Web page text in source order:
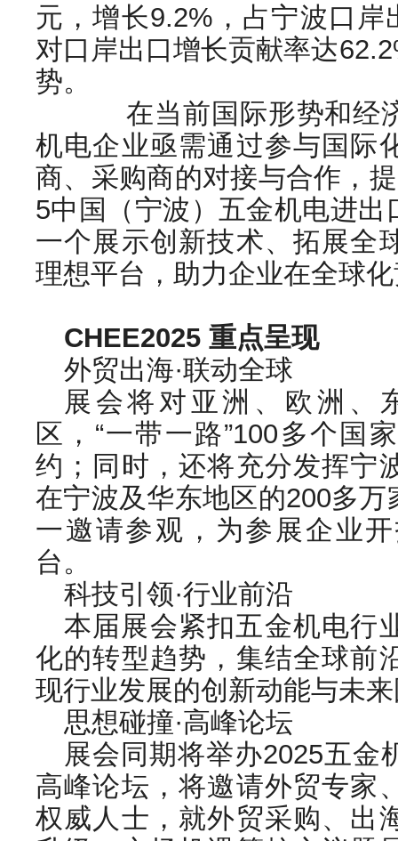
元，增长9.2%，占宁波口
对口岸出口增长贡献率达
势。
在当前国际形势和经
机电企业亟需通过参与国际
商、采购商的对接与合作，
5中国（宁波）五金机电进
一个展示创新技术、拓展全
理想平台，助力企业在全球
CHEE2025 重点呈现
外贸出海·联动全球
展会将对亚洲、欧洲、
区，“一带一路”100多个国
约；同时，还将充分发挥宁
在宁波及华东地区的200多
一邀请参观，为参展企业
台。
科技引领·行业前沿
本届展会紧扣五金机电行
化的转型趋势，集结全球前
现行业发展的创新动能与未
思想碰撞·高峰论坛
展会同期将举办2025五金
高峰论坛，将邀请外贸专家
权威人士，就外贸采购、出